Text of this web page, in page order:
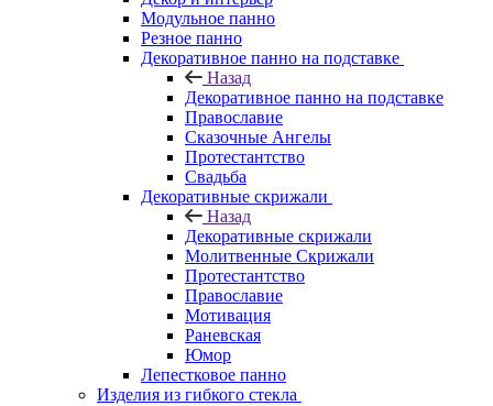
Модульное панно
Резное панно
Декоративное панно на подставке
Назад
Декоративное панно на подставке
Православие
Сказочные Ангелы
Протестантство
Свадьба
Декоративные скрижали
Назад
Декоративные скрижали
Молитвенные Скрижали
Протестантство
Православие
Мотивация
Раневская
Юмор
Лепестковое панно
Изделия из гибкого стекла